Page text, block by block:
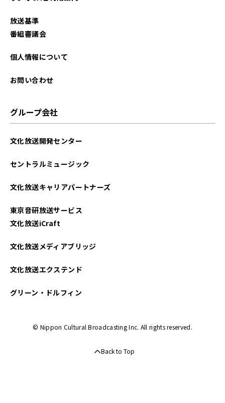
2021年05月
放送基準
番組審議会
個人情報について
お問い合わせ
グループ会社
文化放送開発センター
セントラルミュージック
文化放送キャリアパートナーズ
東京音研放送サービス
文化放送iCraft
文化放送メディアブリッジ
文化放送エクステンド
グリーン・ドルフィン
© Nippon Cultural Broadcasting Inc. All rights reserved.
Back to Top